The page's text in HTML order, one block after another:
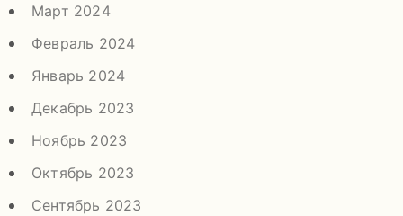
Март 2024
Февраль 2024
Январь 2024
Декабрь 2023
Ноябрь 2023
Октябрь 2023
Сентябрь 2023